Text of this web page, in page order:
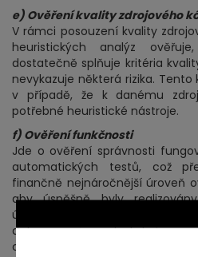
e) Ověření kvality zdrojového
V rámci posouzení kvality
heuristických analýz
dostatečně splňuje kritéria
nevykazuje některá rizika. Tento
v případě, že k danému
potřebné heuristické nástroje.
f) Ověření funkčnosti
Jde o ověření správnosti
automatických testů, což
finančně nejnáročnější úroveň
aby úspěšně byly
úrovně ověřování. Tato
determinována dostatečnou
cílových dat testů a současně